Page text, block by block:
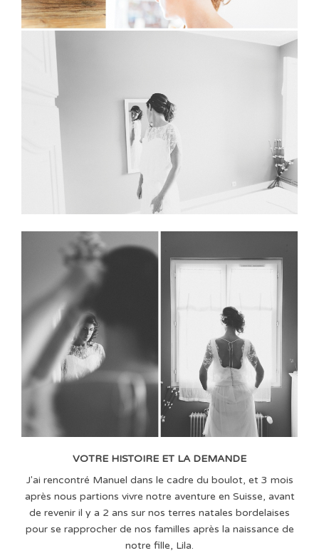
VOTRE HISTOIRE ET LA DEMANDE
J'ai rencontré Manuel dans le cadre du boulot, et 3 mois
après nous partions vivre notre aventure en Suisse, avant
de revenir il y a 2 ans sur nos terres natales bordelaises
pour se rapprocher de nos familles après la naissance de
notre fille, Lila.